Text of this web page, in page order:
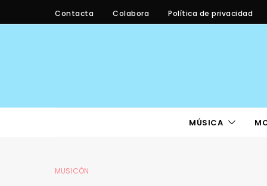
Contacta Colabora Política de privacidad
MÚSICA
MUSICÓN